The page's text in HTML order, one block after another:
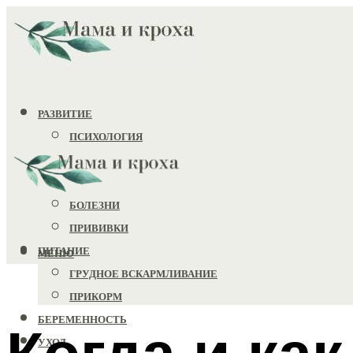
РАЗВИТИЕ
ПСИХОЛОГИЯ
ИГРУШКИ
ЗДОРОВЬЕ
БОЛЕЗНИ
ПРИВИВКИ
ПИТАНИЕ
ГРУДНОЕ ВСКАРМЛИВАНИЕ
ПРИКОРМ
БЕРЕМЕННОСТЬ
УХОД
МЕНЮ